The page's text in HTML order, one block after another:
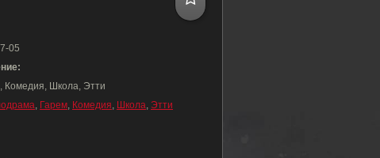
05
Комедия, Школа, Этти
, Гарем, Комедия, Школа, Этти